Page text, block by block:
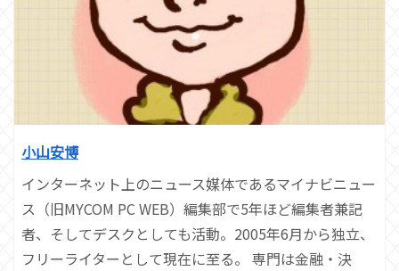
小山安博
インターネット上のニュース媒体であるマイナビニュー
ス（旧MYCOM PC WEB）編集部で5年ほど編集者兼記
者、そしてデスクとしても活動。2005年6月から独立、
フリーライターとして現在に至る。 専門は金融・決